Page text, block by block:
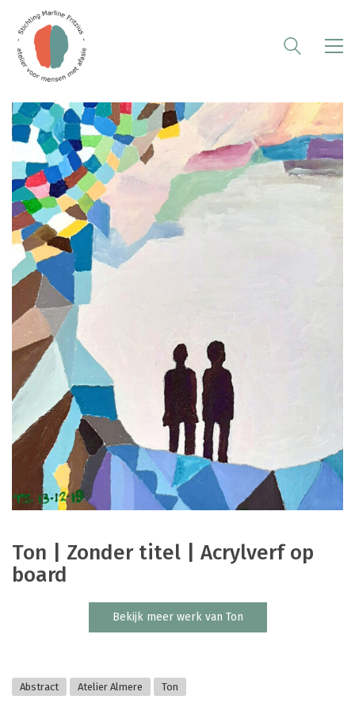
Ton | Zonder titel | Acrylverf op
board
Bekijk meer werk van Ton
Abstract Atelier Almere Ton